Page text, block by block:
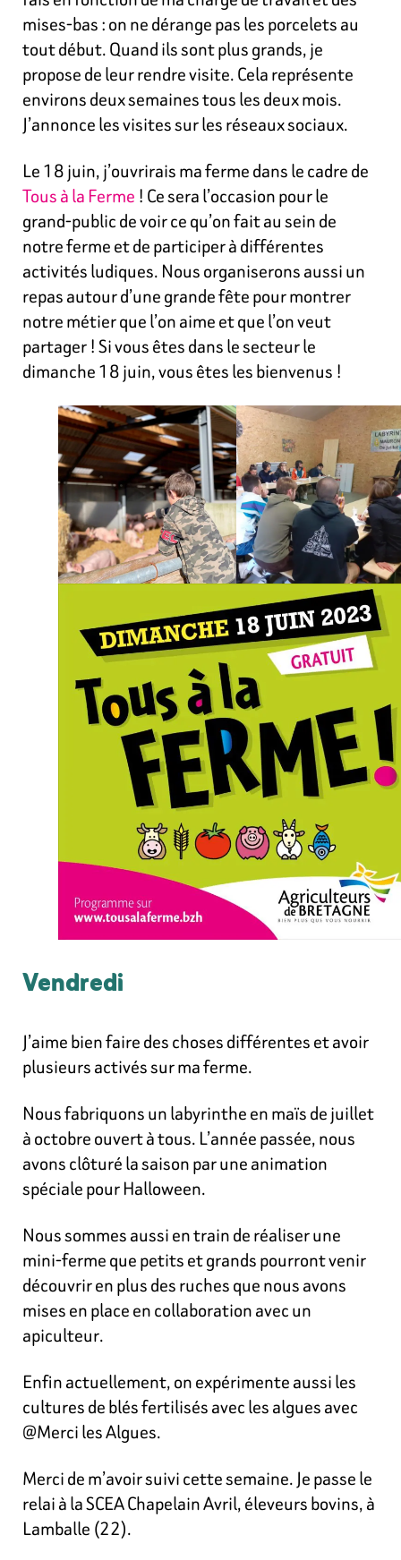
mises-bas : on ne dérange pas les porcelets au
tout début. Quand ils sont plus grands, je
propose de leur rendre visite. Cela représente
environs deux semaines tous les deux mois.
J’annonce les visites sur les réseaux sociaux.
Le 18 juin, j’ouvrirais ma ferme dans le cadre de
Tous à la Ferme ! Ce sera l’occasion pour le
grand-public de voir ce qu’on fait au sein de
notre ferme et de participer à différentes
activités ludiques. Nous organiserons aussi un
repas autour d’une grande fête pour montrer
notre métier que l’on aime et que l’on veut
partager ! Si vous êtes dans le secteur le
dimanche 18 juin, vous êtes les bienvenus !
Vendredi
J’aime bien faire des choses différentes et avoir
plusieurs activés sur ma ferme.
Nous fabriquons un labyrinthe en maïs de juillet
à octobre ouvert à tous. L’année passée, nous
avons clôturé la saison par une animation
spéciale pour Halloween.
Nous sommes aussi en train de réaliser une
mini-ferme que petits et grands pourront venir
découvrir en plus des ruches que nous avons
mises en place en collaboration avec un
apiculteur.
Enfin actuellement, on expérimente aussi les
cultures de blés fertilisés avec les algues avec
@Merci les Algues.
Merci de m’avoir suivi cette semaine. Je passe le
relai à la SCEA Chapelain Avril, éleveurs bovins, à
Lamballe (22).